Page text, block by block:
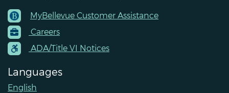
Footer
Menu
Contacts
MyBellevue Customer Assistance
Careers
ADA/Title VI Notices
Languages
English